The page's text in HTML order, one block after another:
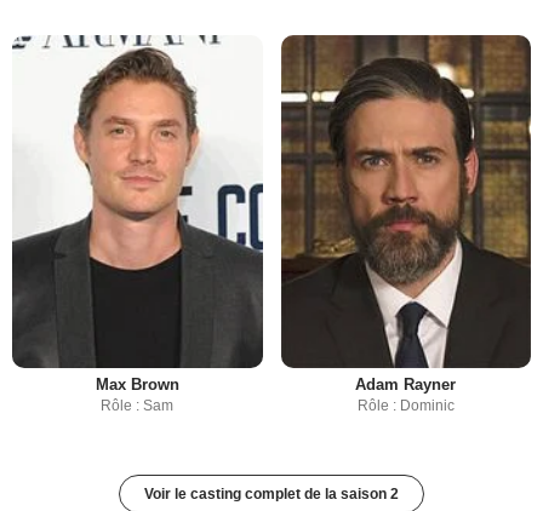
Max Brown
Rôle : Sam
Adam Rayner
Rôle : Dominic
Voir le casting complet de la saison 2